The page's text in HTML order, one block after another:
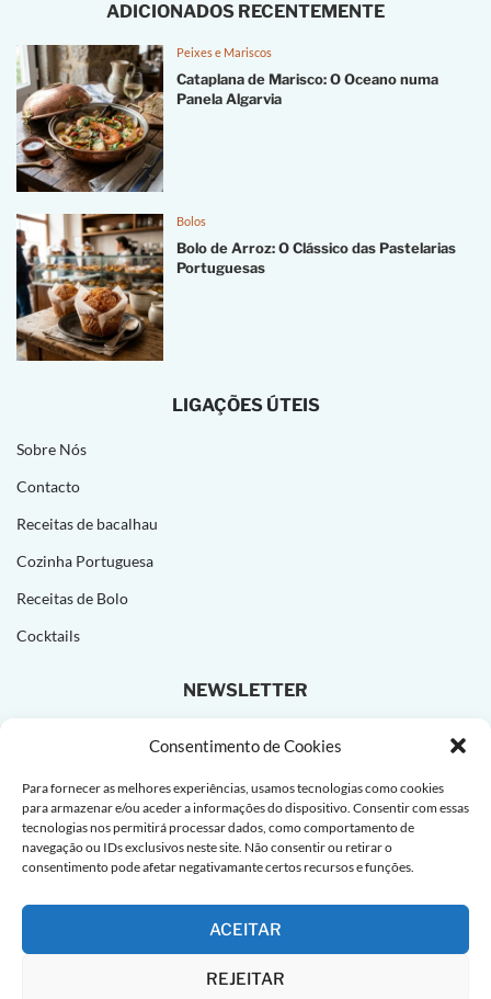
Consentimento de Cookies
Para fornecer as melhores experiências, usamos tecnologias como cookies
para armazenar e/ou aceder a informações do dispositivo. Consentir com essas
tecnologias nos permitirá processar dados, como comportamento de
navegação ou IDs exclusivos neste site. Não consentir ou retirar o
consentimento pode afetar negativamante certos recursos e funções.
ACEITAR
REJEITAR
ADICIONADOS RECENTEMENTE
Peixes e Mariscos
Cataplana de Marisco: O Oceano numa
Panela Algarvia
Bolos
Bolo de Arroz: O Clássico das Pastelarias
Portuguesas
LIGAÇÕES ÚTEIS
Sobre Nós
Contacto
Receitas de bacalhau
Cozinha Portuguesa
Receitas de Bolo
Cocktails
NEWSLETTER
Subscreva e receba novas receitas todas as semanas!